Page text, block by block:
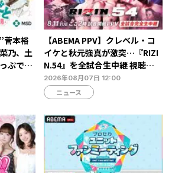
菅本裕
乃、土
ぷで～
がん
人間
で本音
【ABEMA PPV】クレベル・コ
イケと秋元強真が激突…『RIZI
N.54』を全試合生中継 視聴チ
ケット販売中
2026年08月07日 12:00
ニュース